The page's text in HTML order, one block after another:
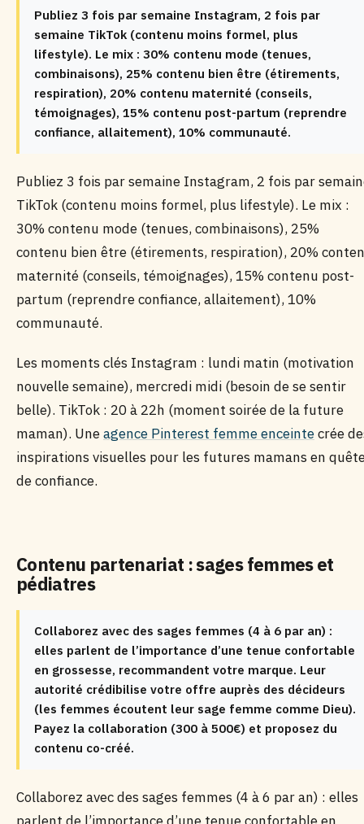
Publiez 3 fois par semaine Instagram, 2 fois par
semaine TikTok (contenu moins formel, plus
lifestyle). Le mix : 30% contenu mode (tenues,
combinaisons), 25% contenu bien être (étirements,
respiration), 20% contenu maternité (conseils,
témoignages), 15% contenu post-partum (reprendre
confiance, allaitement), 10% communauté.
Publiez 3 fois par semaine Instagram, 2 fois par
TikTok (contenu moins formel, plus lifestyle). Le mix :
30% contenu mode (tenues, combinaisons), 25%
contenu bien être (étirements, respiration), 20%
maternité (conseils, témoignages), 15% contenu post-
partum (reprendre confiance, allaitement), 10%
communauté.
Les moments clés Instagram : lundi matin (motivation
nouvelle semaine), mercredi midi (besoin de se sentir
belle). TikTok : 20 à 22h (moment soirée de la future
maman). Uneagence Pinterest femme enceintecrée
inspirations visuelles pour les futures mamans en
de confiance.
Contenu partenariat : sages femmes et
pédiatres
Collaborez avec des sages femmes (4 à 6 par an) :
elles parlent de l’importance d’une tenue confortable
en grossesse, recommandent votre marque. Leur
autorité crédibilise votre offre auprès des décideurs
(les femmes écoutent leur sage femme comme Dieu).
Payez la collaboration (300 à 500€) et proposez du
contenu co-créé.
Collaborez avec des sages femmes (4 à 6 par an) : elles